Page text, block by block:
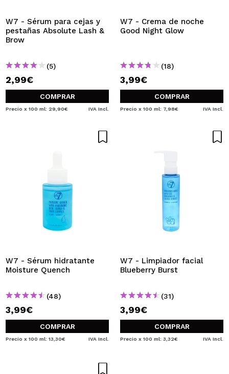
W7 - Sérum para cejas y
pestañas Absolute Lash &
Brow
(5)
2,99€
COMPRAR
Precio x 100 ml: 29,90€ IVA Incl.
W7 - Crema de noche
Good Night Glow
(18)
3,99€
COMPRAR
Precio x 100 ml: 7,98€ IVA Incl.
W7 - Sérum hidratante
Moisture Quench
(48)
3,99€
COMPRAR
Precio x 100 ml: 13,30€ IVA Incl.
W7 - Limpiador facial
Blueberry Burst
(31)
3,99€
COMPRAR
Precio x 100 ml: 3,32€ IVA Incl.